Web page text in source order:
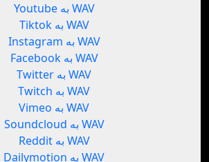
Youtube به WAV
Tiktok به WAV
Instagram به WAV
Facebook به WAV
Twitter به WAV
Twitch به WAV
Vimeo به WAV
Soundcloud به WAV
Reddit به WAV
Dailymotion به WAV